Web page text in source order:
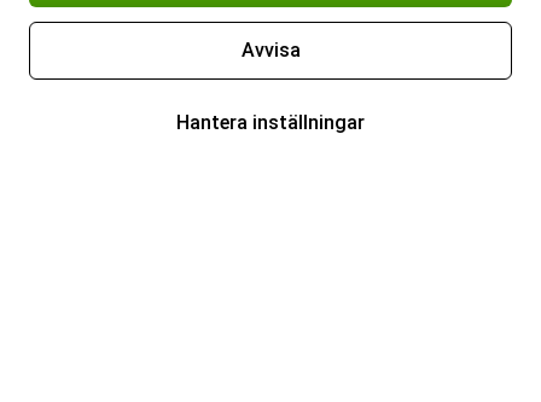
Avvisa
Hantera inställningar